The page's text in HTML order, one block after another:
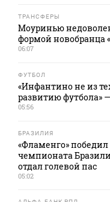
ТРАНСФЕРЫ
Моуринью
формой новобранца
06:07
ФУТБОЛ
«Инфантино не из
развитию футбола»
05:56
БРАЗИЛИЯ
«Фламенго»
чемпионата
отдал голевой пас
05:02